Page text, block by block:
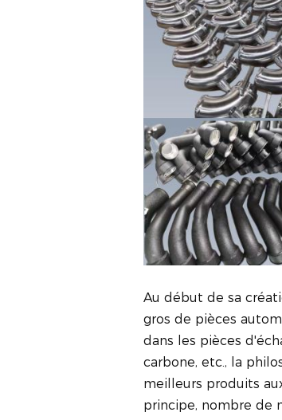
Au début de sa
gros de pièces
dans les pièces
carbone, etc., la
meilleurs produits
principe, nombre de